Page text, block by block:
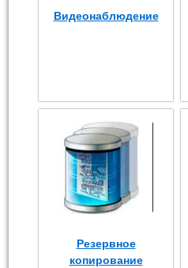
Видеонаблюдение
Резервное
копирование